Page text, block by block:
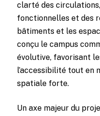
clarté des
fonctionnelles et des
bâtiments et les
conçu le campus
évolutive, favorisant
l’accessibilité tout en
spatiale forte.
Un axe majeur du